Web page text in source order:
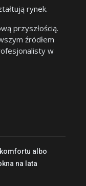
rynek.
przyszłością.
źródłem
w
albo
na lata